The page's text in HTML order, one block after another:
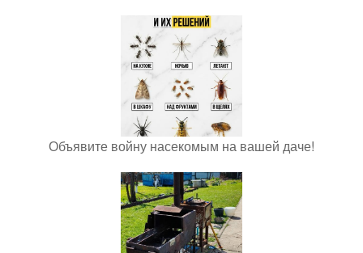
Объявите войну насекомым на вашей даче!